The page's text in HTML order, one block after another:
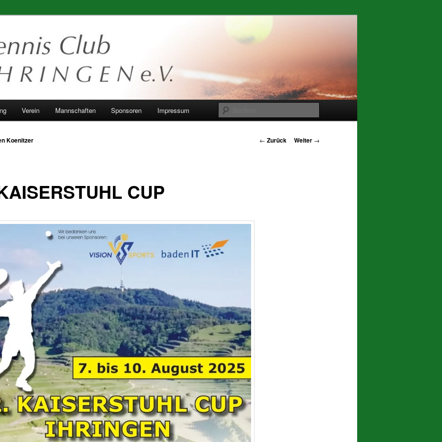
Verein Mannschaften Sponsoren Impressum
Beitrags-
← Zurück Weiter →
CUP
Koenitzer